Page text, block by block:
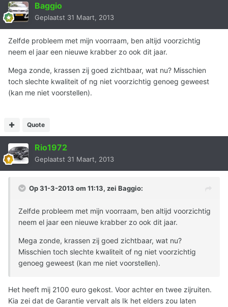
Baggio
Geplaatst 31 Maart, 2013
Zelfde probleem met mijn voorraam, ben altijd voorzichtig
neem el jaar een nieuwe krabber zo ook dit jaar.
Mega zonde, krassen zij goed zichtbaar, wat nu? Misschien
toch slechte kwaliteit of ng niet voorzichtig genoeg geweest
(kan me niet voorstellen).
Quote
Rio1972
Geplaatst 31 Maart, 2013
Op 31-3-2013 om 11:13, zei Baggio:
Zelfde probleem met mijn voorraam, ben altijd voorzichtig
neem el jaar een nieuwe krabber zo ook dit jaar.
Mega zonde, krassen zij goed zichtbaar, wat nu?
Misschien toch slechte kwaliteit of ng niet voorzichtig
genoeg geweest (kan me niet voorstellen).
Het heeft mij 2100 euro gekost. Voor achter en twee zijruiten.
Kia zei dat de Garantie vervalt als Ik het elders zou laten